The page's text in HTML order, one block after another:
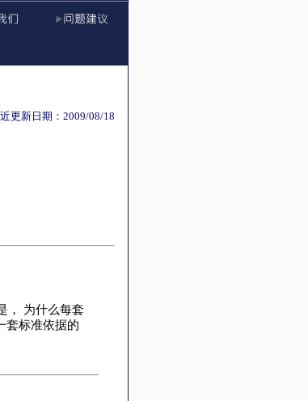
更新日期：2009/08/18
， 为什么每套
套标准依据的